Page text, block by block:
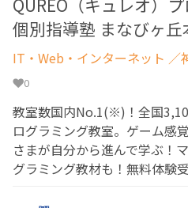
個別指導塾 まなびヶ丘
IT・Web・インターネット ／
0
教室数国内No.1(※)！全国
ログラミング教室。ゲーム感
さまが自分から進んで学ぶ！
グラミング教材も！無料体験